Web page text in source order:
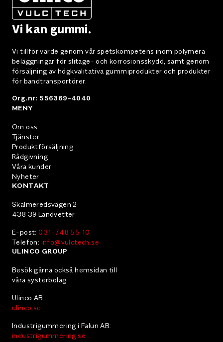
Vi kan gummi.
Vi tillför värde genom vår spetskompetens inom polymera
beläggningar för slitage- och korrosionsskydd, samt genom
försäljning av högkvalitativa gummiprodukter och produkter
för bandtransportörer.
Org.nr: 556369-4040
MENY
Om oss
Tjänster
Produktförsäljning
Rådgivning
Våra kunder
Nyheter
KONTAKT
Skalmeredsvägen 2
438 39 Landvetter
E-post:031-748 55 10
Telefon: info@vulctech.se
ULINCO GROUP
Besök gärna också hemsidan till
våra systerbolag:
Ulinco AB:
ulinco.se
Industrigummering i Falun AB:
industrigummering.se